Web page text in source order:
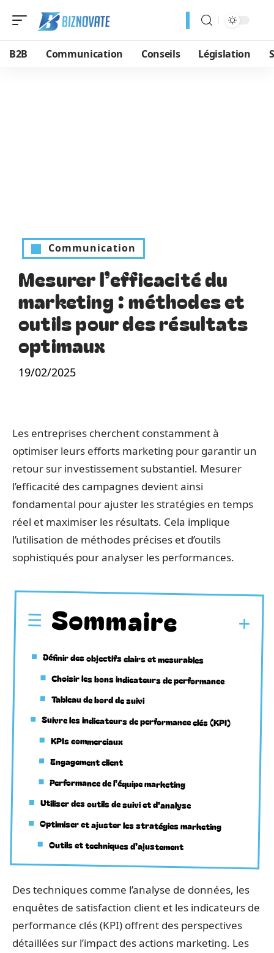
B2B Communication Conseils Législation
Communication
Mesurer l’efficacité du
marketing : méthodes et
outils pour des résultats
optimaux
19/02/2025
Les entreprises cherchent constamment à
optimiser leurs efforts marketing pour garantir un
retour sur investissement substantiel. Mesurer
l’efficacité des campagnes devient ainsi
fondamental pour ajuster les stratégies en temps
réel et maximiser les résultats. Cela implique
l’utilisation de méthodes précises et d’outils
sophistiqués pour analyser les performances.
Sommaire
Définir des objectifs clairs et mesurables
Choisir les bons indicateurs de performance
Tableau de bord de suivi
Suivre les indicateurs de performance clés (KPI)
KPIs commerciaux
Engagement client
Performance de l’équipe marketing
Utiliser des outils de suivi et d’analyse
Optimiser et ajuster les stratégies marketing
Outils et techniques d’ajustement
Des techniques comme l’analyse de données, les
enquêtes de satisfaction client et les indicateurs de
performance clés (KPI) offrent des perspectives
détaillées sur l’impact des actions marketing. Les